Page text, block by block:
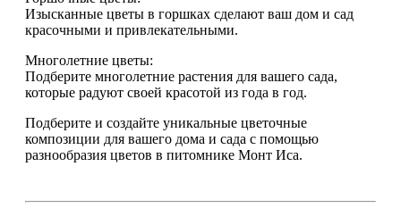
Изысканные цветы в горшках сделают ваш дом и сад
красочными и привлекательными.
Многолетние цветы:
Подберите многолетние растения для вашего сада,
которые радуют своей красотой из года в год.
Подберите и создайте уникальные цветочные
композиции для вашего дома и сада с помощью
разнообразия цветов в питомнике Монт Иса.